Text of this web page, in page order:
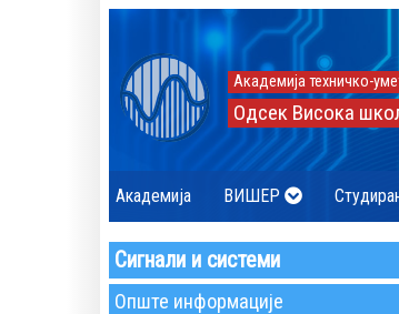
Академија техничко-
Одсек Висока
Академија ВИШЕР
Сигнали и системи
Опште информације